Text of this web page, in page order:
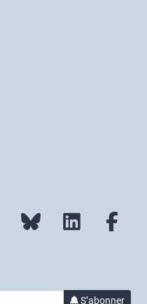
Mobilizon Bluesky LinkedIn
S’abonnerà la